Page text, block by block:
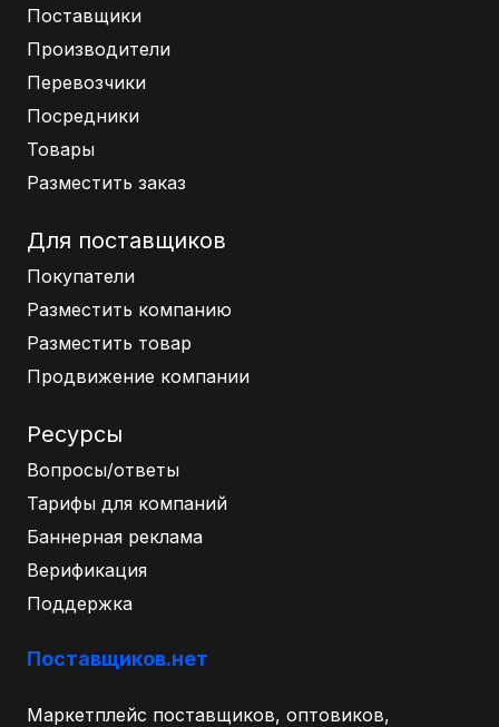
Поставщики
Производители
Перевозчики
Посредники
Товары
Разместить заказ
Для поставщиков
Покупатели
Разместить компанию
Разместить товар
Продвижение компании
Ресурсы
Вопросы/ответы
Тарифы для компаний
Баннерная реклама
Верификация
Поддержка
Поставщиков.нет
Маркетплейс поставщиков, оптовиков,